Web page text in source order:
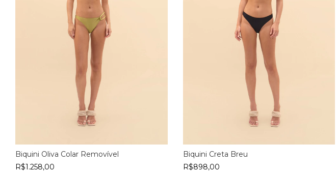
Biquini Oliva Colar Removível
R$1.258,00
Biquini Creta Breu
R$898,00